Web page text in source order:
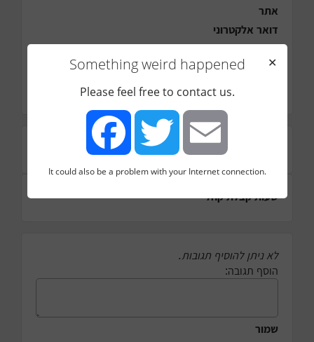
אתר
דואר אלקטרוני
תחום
רווחה
הערות נוספות
שעות קבלת קהל
לא ניתן להוסיף תגובות.
הוסף תגובה:
שמור
Something weird happened
✕
Please feel free to contact us.
FacebookTwitter Email
It could also be a problem with your Internet connection.